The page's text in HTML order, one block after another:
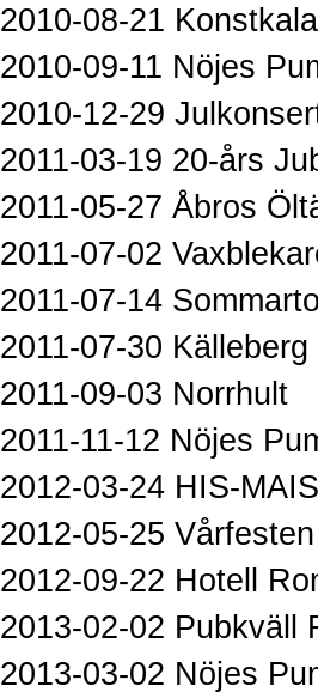
2010-08-21
2010-09-11 Nöjes
2010-12-29
2011-03-19 20-års
2011-05-27 Åbros
2011-07-02
2011-07-14
2011-07-30
2011-09-03 Norrhult
2011-11-12 Nöjes
2012-03-24 HIS-
2012-05-25
2012-09-22 Hotell
2013-02-02 Pubkväll
2013-03-02 Nöjes